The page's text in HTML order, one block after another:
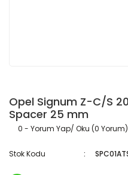
Opel Signum Z-C/S
Spacer 25 mm
0 - Yorum Yap/ Oku (0 Yorum)
Stok Kodu